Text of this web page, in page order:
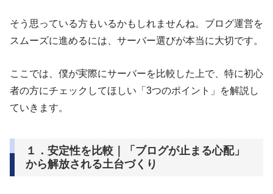
そう思っている方もいるかもしれませんね。ブログ運営を
スムーズに進めるには、サーバー選びが本当に大切です。
ここでは、僕が実際にサーバーを比較した上で、特に初心
者の方にチェックしてほしい「3つのポイント」を解説し
ていきます。
１．安定性を比較｜「ブログが止まる心配」
から解放される土台づくり